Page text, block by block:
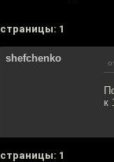
cтраницы: 1
shefchenko
к
cтраницы: 1